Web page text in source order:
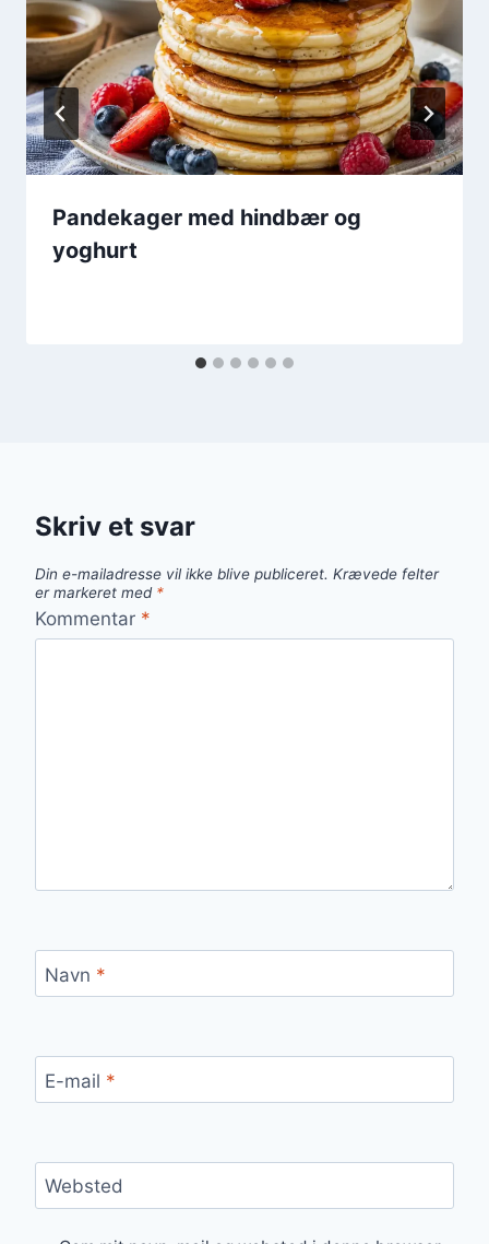
Pandekager med hindbær og
yoghurt
Skriv et svar
Din e-mailadresse vil ikke blive publiceret. Krævede felter
er markeret med *
Kommentar *
Navn *
E-mail *
Websted